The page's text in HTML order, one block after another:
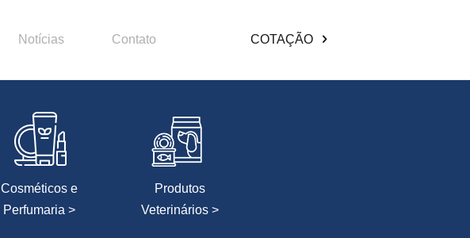
Notícias Contato COTAÇÃO
Cosméticos e
Perfumaria >
Produtos
Veterinários >